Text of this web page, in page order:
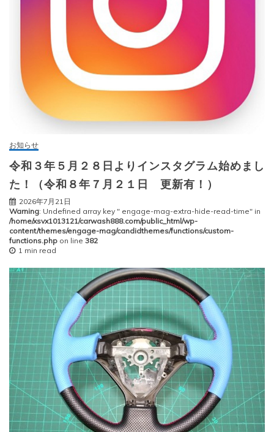
お知らせ
令和３年５月２８日よりインスタグラム始めまし
た！（令和８年７月２１日 更新有！）
2026年7月21日
Warning: Undefined array key " engage-mag-extra-hide-read-time" in
/home/xsvx1013121/carwash888.com/public_html/wp-
content/themes/engage-mag/candidthemes/functions/custom-
functions.php on line 382
1 min read